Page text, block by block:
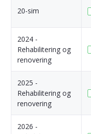
20-sim
2024 -
Rehabilitering og
renovering
2025 -
Rehabilitering og
renovering
2026 -